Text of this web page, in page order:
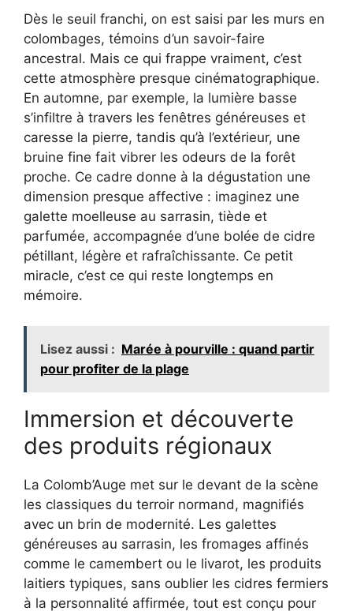
Dès le seuil franchi, on est saisi par les murs en
colombages, témoins d’un savoir-faire
ancestral. Mais ce qui frappe vraiment, c’est
cette atmosphère presque cinématographique.
En automne, par exemple, la lumière basse
s’infiltre à travers les fenêtres généreuses et
caresse la pierre, tandis qu’à l’extérieur, une
bruine fine fait vibrer les odeurs de la forêt
proche. Ce cadre donne à la dégustation une
dimension presque affective : imaginez une
galette moelleuse au sarrasin, tiède et
parfumée, accompagnée d’une bolée de cidre
pétillant, légère et rafraîchissante. Ce petit
miracle, c’est ce qui reste longtemps en
mémoire.
Lisez aussi : Marée à pourville : quand partir
pour profiter de la plage
Immersion et découverte
des produits régionaux
La Colomb’Auge met sur le devant de la scène
les classiques du terroir normand, magnifiés
avec un brin de modernité. Les galettes
généreuses au sarrasin, les fromages affinés
comme le camembert ou le livarot, les produits
laitiers typiques, sans oublier les cidres fermiers
à la personnalité affirmée, tout est conçu pour